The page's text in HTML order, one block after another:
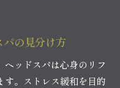
の見分け方
ヘッドスパは心身のリフ
す。ストレス緩和を目的